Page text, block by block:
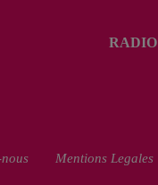
RADIO
Mentions Legales